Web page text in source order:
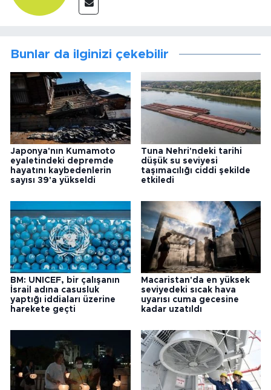
Bunlar da ilginizi çekebilir
Japonya'nın Kumamoto
eyaletindeki depremde
hayatını kaybedenlerin
sayısı 39'a yükseldi
Tuna Nehri'ndeki tarihi
düşük su seviyesi
taşımacılığı ciddi şekilde
etkiledi
BM: UNICEF, bir çalışanın
İsrail adına casusluk
yaptığı iddiaları üzerine
harekete geçti
Macaristan'da en yüksek
seviyedeki sıcak hava
uyarısı cuma gecesine
kadar uzatıldı